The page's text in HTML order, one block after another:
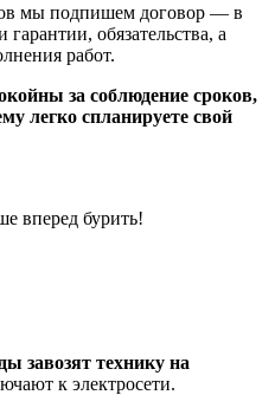
мы подпишем договор — в
обязательства, а
работ.
за соблюдение сроков,
легко спланируете свой
вперед бурить!
завозят технику на
к электросети.